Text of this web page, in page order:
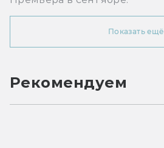
Показать ещё
Рекомендуем